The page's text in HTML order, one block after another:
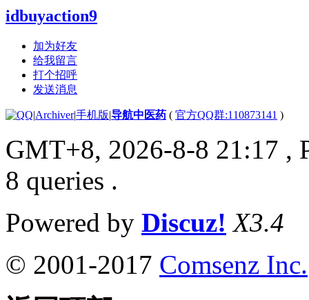
idbuyaction9
加为好友
给我留言
打个招呼
发送消息
|Archiver|手机版|导航中医药 ( 官方QQ群:110873141 )
GMT+8, 2026-8-8 21:17 ,
8 queries .
Powered by Discuz! X3.4
© 2001-2017 Comsenz Inc.